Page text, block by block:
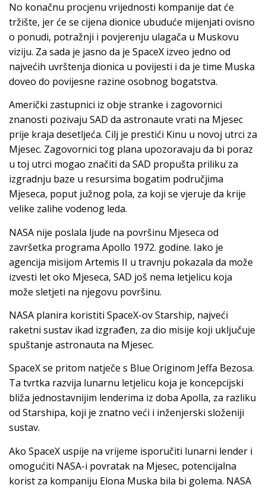
No konačnu procjenu vrijednosti kompanije dat će
tržište, jer će se cijena dionice ubuduće mijenjati ovisno
o ponudi, potražnji i povjerenju ulagača u Muskovu
viziju. Za sada je jasno da je SpaceX izveo jedno od
najvećih uvrštenja dionica u povijesti i da je time Muska
doveo do povijesne razine osobnog bogatstva.
Američki zastupnici iz obje stranke i zagovornici
znanosti pozivaju SAD da astronaute vrati na Mjesec
prije kraja desetljeća. Cilj je prestići Kinu u novoj utrci za
Mjesec. Zagovornici tog plana upozoravaju da bi poraz
u toj utrci mogao značiti da SAD propušta priliku za
izgradnju baze u resursima bogatim područjima
Mjeseca, poput južnog pola, za koji se vjeruje da krije
velike zalihe vodenog leda.
NASA nije poslala ljude na površinu Mjeseca od
završetka programa Apollo 1972. godine. Iako je
agencija misijom Artemis II u travnju pokazala da može
izvesti let oko Mjeseca, SAD još nema letjelicu koja
može sletjeti na njegovu površinu.
NASA planira koristiti SpaceX-ov Starship, najveći
raketni sustav ikad izgrađen, za dio misije koji uključuje
spuštanje astronauta na Mjesec.
SpaceX se pritom natječe s Blue Originom Jeffa Bezosa.
Ta tvrtka razvija lunarnu letjelicu koja je koncepcijski
bliža jednostavnijim lenderima iz doba Apolla, za razliku
od Starshipa, koji je znatno veći i inženjerski složeniji
sustav.
Ako SpaceX uspije na vrijeme isporučiti lunarni lender i
omogućiti NASA-i povratak na Mjesec, potencijalna
korist za kompaniju Elona Muska bila bi golema. NASA